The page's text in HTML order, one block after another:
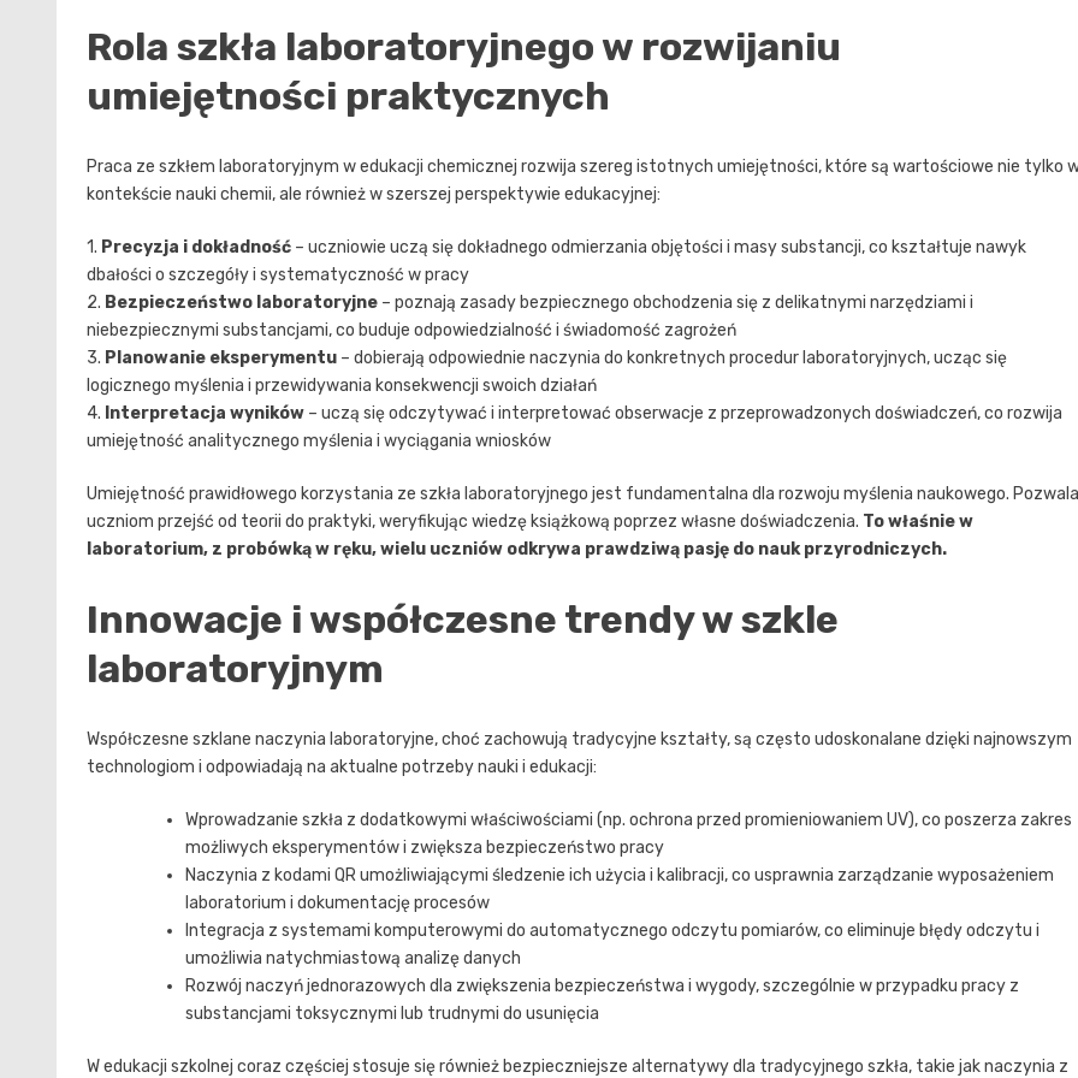
Rola szkła laboratoryjnego w rozwijaniu
umiejętności praktycznych
Praca ze szkłem laboratoryjnym w edukacji chemicznej rozwija szereg istotnych umiejętności, które są wartościowe nie tylko
kontekście nauki chemii, ale również w szerszej perspektywie edukacyjnej:
1. Precyzja i dokładność – uczniowie uczą się dokładnego odmierzania objętości i masy substancji, co kształtuje nawyk
dbałości o szczegóły i systematyczność w pracy
2. Bezpieczeństwo laboratoryjne – poznają zasady bezpiecznego obchodzenia się z delikatnymi narzędziami i
niebezpiecznymi substancjami, co buduje odpowiedzialność i świadomość zagrożeń
3. Planowanie eksperymentu – dobierają odpowiednie naczynia do konkretnych procedur laboratoryjnych, ucząc się
logicznego myślenia i przewidywania konsekwencji swoich działań
4. Interpretacja wyników – uczą się odczytywać i interpretować obserwacje z przeprowadzonych doświadczeń, co rozwija
umiejętność analitycznego myślenia i wyciągania wniosków
Umiejętność prawidłowego korzystania ze szkła laboratoryjnego jest fundamentalna dla rozwoju myślenia naukowego. Pozwala
uczniom przejść od teorii do praktyki, weryfikując wiedzę książkową poprzez własne doświadczenia. To właśnie w
laboratorium, z probówką w ręku, wielu uczniów odkrywa prawdziwą pasję do nauk przyrodniczych.
Innowacje i współczesne trendy w szkle
laboratoryjnym
Współczesne szklane naczynia laboratoryjne, choć zachowują tradycyjne kształty, są często udoskonalane dzięki najnowszym
technologiom i odpowiadają na aktualne potrzeby nauki i edukacji:
Wprowadzanie szkła z dodatkowymi właściwościami (np. ochrona przed promieniowaniem UV), co poszerza zakres
możliwych eksperymentów i zwiększa bezpieczeństwo pracy
Naczynia z kodami QR umożliwiającymi śledzenie ich użycia i kalibracji, co usprawnia zarządzanie wyposażeniem
laboratorium i dokumentację procesów
Integracja z systemami komputerowymi do automatycznego odczytu pomiarów, co eliminuje błędy odczytu i
umożliwia natychmiastową analizę danych
Rozwój naczyń jednorazowych dla zwiększenia bezpieczeństwa i wygody, szczególnie w przypadku pracy z
substancjami toksycznymi lub trudnymi do usunięcia
W edukacji szkolnej coraz częściej stosuje się również bezpieczniejsze alternatywy dla tradycyjnego szkła, takie jak naczynia z